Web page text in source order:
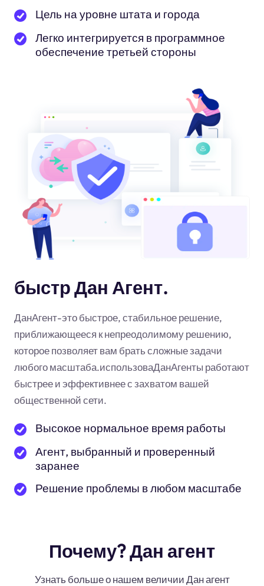
Цель на уровне штата и города
Легко интегрируется в программное
обеспечение третьей стороны
быстр Дан Агент.
ДанАгент-это быстрое, стабильное решение,
приближающееся к непреодолимому решению,
которое позволяет вам брать сложные задачи
любого масштаба.использоваДанАгенты работают
быстрее и эффективнее с захватом вашей
общественной сети.
Высокое нормальное время работы
Агент, выбранный и проверенный
заранее
Решение проблемы в любом масштабе
Почему? Дан агент
Узнать больше о нашем величии Дан агент